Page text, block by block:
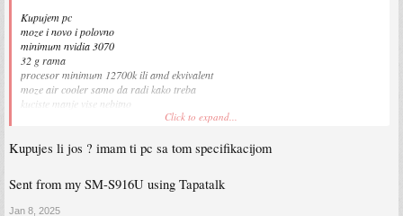
Kupujem pc
moze i novo i polovno
minimum nvidia 3070
32 g rama
procesor minimum 12700k ili amd ekvivalent
moze air cooler samo da radi kako treba
kuciste manje vise nebitno
napojna samo da gura bez problema
moze u pp
Click to expand...
Kupujes li jos ? imam ti pc sa tom specifikacijom
Sent from my SM-S916U using Tapatalk
Jan 8, 2025